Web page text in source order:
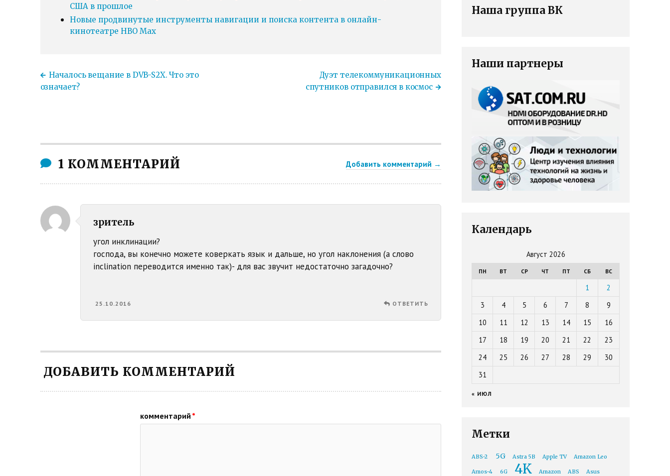
США в прошлое
Новые продвинутые инструменты навигации и поиска контента в онлайн-
кинотеатре HBO Max
Началось вещание в DVB-S2X. Что это
означает?
Дуэт телекоммуникационных
спутников отправился в космос
1 КОММЕНТАРИЙ Добавить комментарий →
зритель
угол инклинации?
господа, вы конечно можете коверкать язык и дальше, но угол наклонения (а слово
inclination переводится именно так)- для вас звучит недостаточно загадочно?
25.10.2016 ОТВЕТИТЬ
ДОБАВИТЬ КОММЕНТАРИЙ
комментарий *
Наша группа ВК
Наши партнеры
Календарь
Август 2026
ПН ВТ СР ЧТ ПТ СБ ВС
1
2
3
4 5 6 7 8
9
10
11 12 13 14 15
16
17
18 19 20 21 22
23
24
25 26 27 28 29
30
31
« ИЮЛ
Метки
ABS-2 5G Astra 5B Apple TV Amazon Leo
Amos-4 6G 4K Amazon ABS Asus